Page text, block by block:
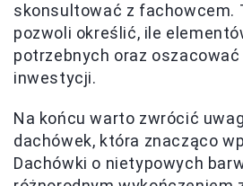
skonsultować z fachowcem.
pozwoli określić, ile
potrzebnych oraz oszacować
inwestycji.
Na końcu warto zwrócić
dachówek, która znacząco
Dachówki o nietypowych